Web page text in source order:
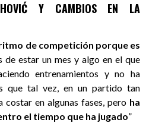
Y CAMBIOS EN LA
de competición porque es
de estar un mes y algo en el que
entrenamientos y no ha
que tal vez, en un partido tan
en algunas fases, pero ha
el tiempo que ha jugado”